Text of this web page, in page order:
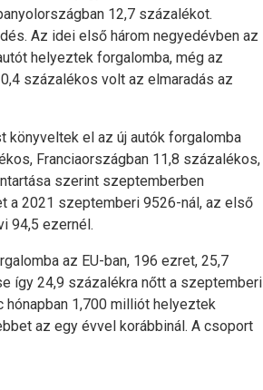
12,7 százalékot.
Az idei első három negyedévben az
helyeztek forgalomba, még az
százalékos volt az elmaradás az
könyveltek el az új autók forgalomba
Franciaországban 11,8 százalékos,
szerint szeptemberben
a 2021 szeptemberi 9526-nál, az első
94,5 ezernél.
az EU-ban, 196 ezret, 25,7
így 24,9 százalékra nőtt a szeptemberi
1,700 milliót helyeztek
az egy évvel korábbinál. A csoport